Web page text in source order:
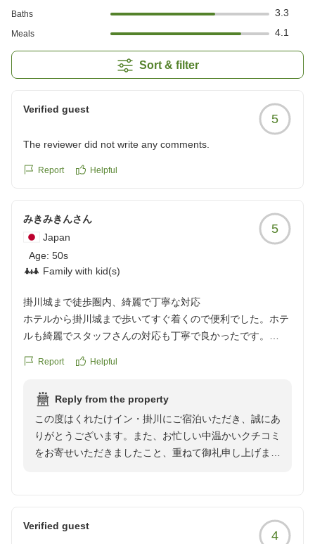
Baths 3.3
Meals 4.1
Sort & filter
Verified guest
5
The reviewer did not write any comments.
Report Helpful
みきみきんさん
Japan
Age: 50s
Family with kid(s)
5
掛川城まで徒歩圏内、綺麗で丁寧な対応
ホテルから掛川城まで歩いてすぐ着くので便利でした。ホテ
ルも綺麗でスタッフさんの対応も丁寧で良かったです。
https://review.travel.rakuten.co.jp/hotel/voice/19250?
Report Helpful
Reply from the property
この度はくれたけイン・掛川にご宿泊いただき、誠にあ
りがとうございます。また、お忙しい中温かいクチコミ
をお寄せいただきましたこと、重ねて御礼申し上げま
ので便利だった」とのお言葉をいただき嬉しく存じま
す。当ホテルは観光や散策の拠点としても大変便利な立
Verified guest
4